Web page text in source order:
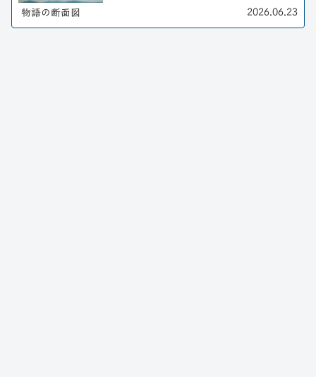
ゲーター」を徹底解説します。ブルーハーツのナビ
物語の断面図 2026.06.23